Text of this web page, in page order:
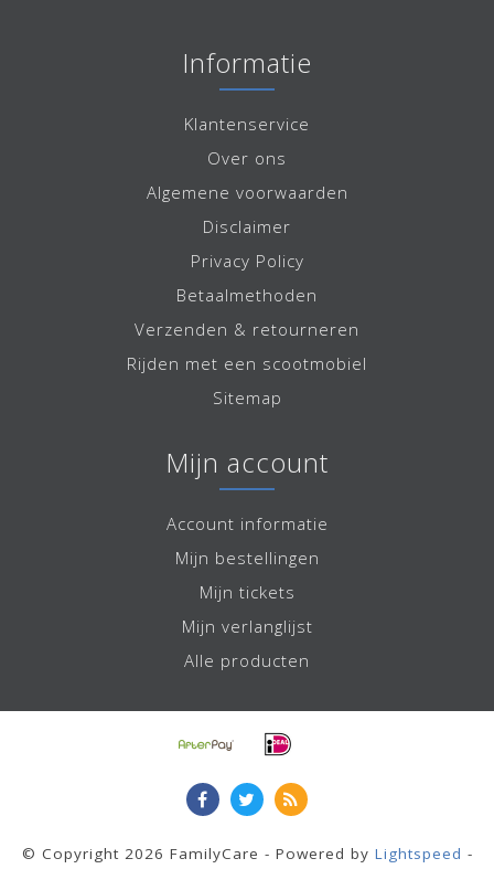
Informatie
Klantenservice
Over ons
Algemene voorwaarden
Disclaimer
Privacy Policy
Betaalmethoden
Verzenden & retourneren
Rijden met een scootmobiel
Sitemap
Mijn account
Account informatie
Mijn bestellingen
Mijn tickets
Mijn verlanglijst
Alle producten
© Copyright 2026 FamilyCare - Powered by Lightspeed -